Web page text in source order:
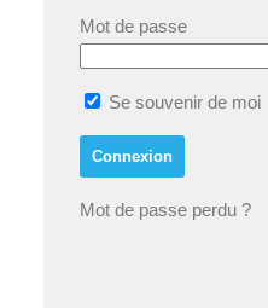
Mot de passe
Se souvenir de moi
Mot de passe perdu ?